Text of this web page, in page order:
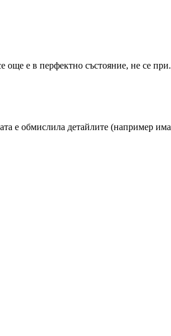
още е в перфектно състояние, не се
е обмислила детайлите (например